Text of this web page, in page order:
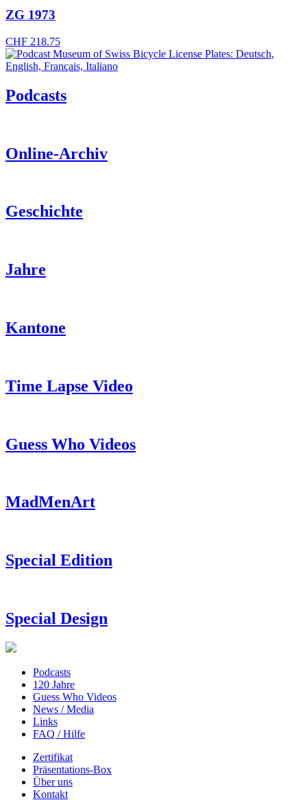
ZG 1973
CHF 218.75
Podcasts
Online-Archiv
Geschichte
Jahre
Kantone
Time Lapse Video
Guess Who Videos
MadMenArt
Special Edition
Special Design
Podcasts
120 Jahre
Guess Who Videos
News / Media
Links
FAQ / Hilfe
Zertifikat
Präsentations-Box
Über uns
Kontakt